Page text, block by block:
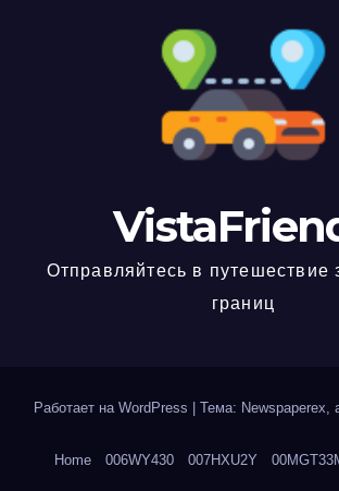
Отправляйтесь в путешествие
границ
Работает на WordPress | Тема: Newspaperex,
Home 006WY430 007HXU2Y